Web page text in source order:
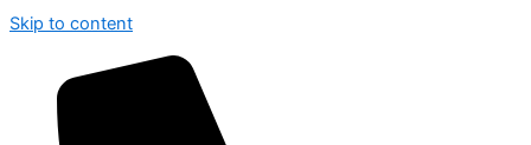
Skip to content